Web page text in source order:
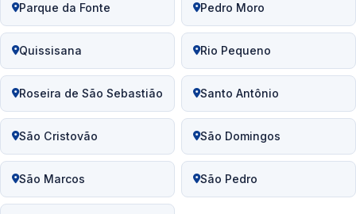
Parque da Fonte Pedro Moro
Quissisana Rio Pequeno
Roseira de São Sebastião Santo Antônio
São Cristovão São Domingos
São Marcos São Pedro